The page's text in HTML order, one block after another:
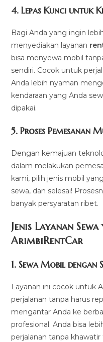
4.Lepas Kunci untuk
Bagi Anda yang ingin
menyediakan layanan
bisa menyewa mobil
sendiri. Cocok untuk
Anda lebih nyaman
kendaraan yang Anda
dipakai.
5.Proses Pemesanan
Dengan kemajuan
dalam melakukan
kami, pilih jenis mobil
sewa, dan selesai!
banyak persyaratan ribet.
Jenis Layanan
ArimbiRentCar
1.Sewa Mobil dengan
Layanan ini cocok untuk
perjalanan tanpa harus
mengantar Anda ke
profesional. Anda bisa
perjalanan tanpa